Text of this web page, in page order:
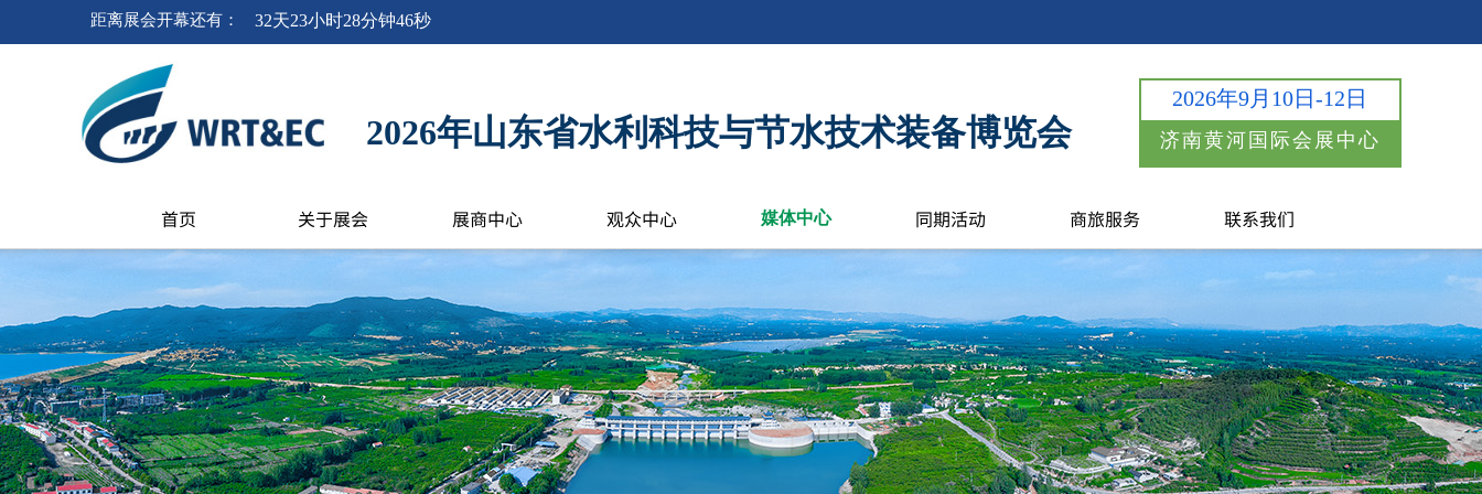
距离展会开幕还有 ： 32天23小时28分钟46秒
济南黄河国际会展中心
2026年9月10日-12日
2026年山东省水利科技与节水技术装备博览会
首页 关于展会 展商中心 观众中心 媒体中心 同期活动 商旅服务 联系我们